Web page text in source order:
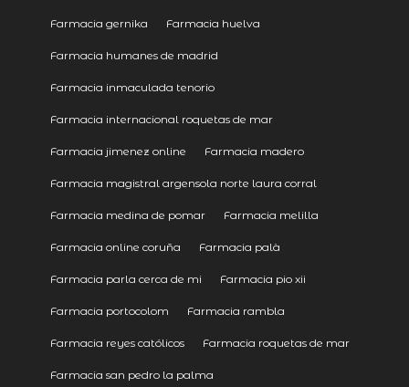
Farmacia gernika Farmacia huelva
Farmacia humanes de madrid
Farmacia inmaculada tenorio
Farmacia internacional roquetas de mar
Farmacia jimenez online Farmacia madero
Farmacia magistral argensola norte laura corral
Farmacia medina de pomar Farmacia melilla
Farmacia online coruña Farmacia palà
Farmacia parla cerca de mi Farmacia pio xii
Farmacia portocolom Farmacia rambla
Farmacia reyes católicos Farmacia roquetas de mar
Farmacia san pedro la palma